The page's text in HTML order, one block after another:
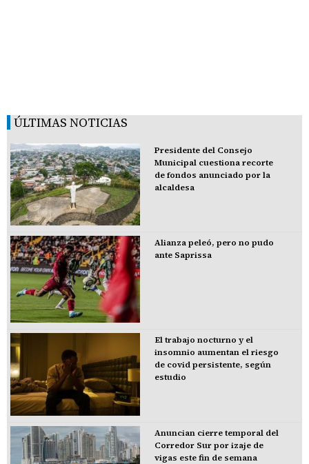
ÚLTIMAS NOTICIAS
Presidente del Consejo
Municipal cuestiona recorte
de fondos anunciado por la
alcaldesa
Alianza peleó, pero no pudo
ante Saprissa
El trabajo nocturno y el
insomnio aumentan el riesgo
de covid persistente, según
estudio
Anuncian cierre temporal del
Corredor Sur por izaje de
vigas este fin de semana